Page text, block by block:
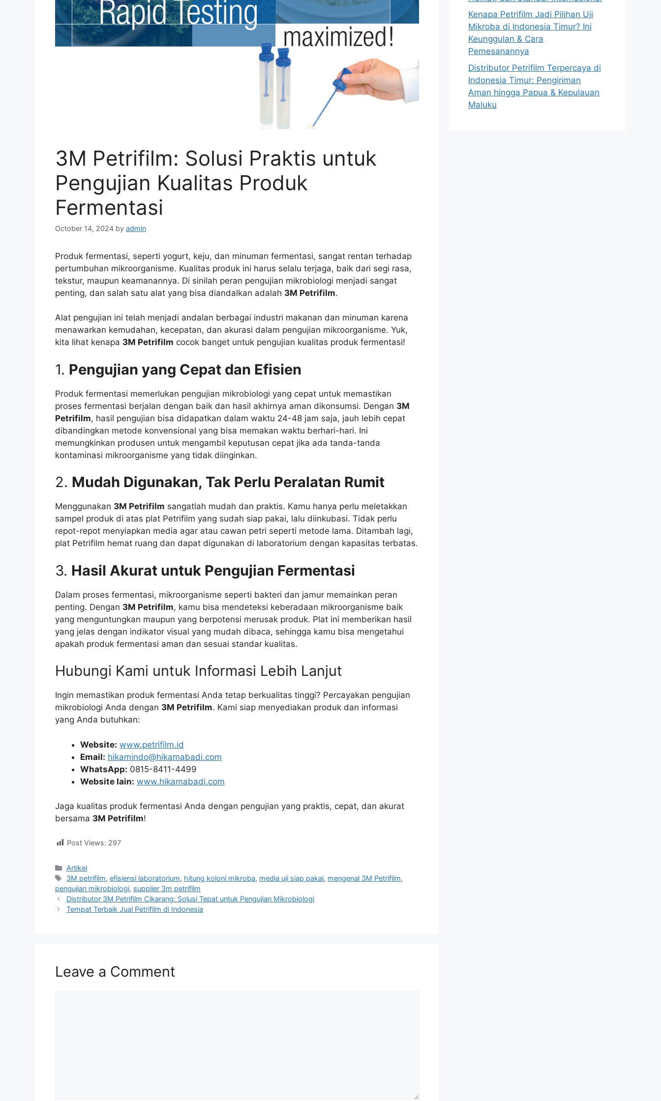
3M Petrifilm: Solusi Praktis untuk
Pengujian Kualitas Produk
Fermentasi
October 14, 2024 by admin
Produk fermentasi, seperti yogurt, keju, dan minuman fermentasi, sangat rentan terhadap
pertumbuhan mikroorganisme. Kualitas produk ini harus selalu terjaga, baik dari segi rasa,
tekstur, maupun keamanannya. Di sinilah peran pengujian mikrobiologi menjadi sangat
penting, dan salah satu alat yang bisa diandalkan adalah 3M Petrifilm.
Alat pengujian ini telah menjadi andalan berbagai industri makanan dan minuman karena
menawarkan kemudahan, kecepatan, dan akurasi dalam pengujian mikroorganisme. Yuk,
kita lihat kenapa 3M Petrifilm cocok banget untuk pengujian kualitas produk fermentasi!
1. Pengujian yang Cepat dan Efisien
Produk fermentasi memerlukan pengujian mikrobiologi yang cepat untuk memastikan
proses fermentasi berjalan dengan baik dan hasil akhirnya aman dikonsumsi. Dengan 3M
Petrifilm, hasil pengujian bisa didapatkan dalam waktu 24-48 jam saja, jauh lebih cepat
dibandingkan metode konvensional yang bisa memakan waktu berhari-hari. Ini
memungkinkan produsen untuk mengambil keputusan cepat jika ada tanda-tanda
kontaminasi mikroorganisme yang tidak diinginkan.
2. Mudah Digunakan, Tak Perlu Peralatan Rumit
Menggunakan 3M Petrifilm sangatlah mudah dan praktis. Kamu hanya perlu meletakkan
sampel produk di atas plat Petrifilm yang sudah siap pakai, lalu diinkubasi. Tidak perlu
repot-repot menyiapkan media agar atau cawan petri seperti metode lama. Ditambah lagi,
plat Petrifilm hemat ruang dan dapat digunakan di laboratorium dengan kapasitas terbatas.
3. Hasil Akurat untuk Pengujian Fermentasi
Dalam proses fermentasi, mikroorganisme seperti bakteri dan jamur memainkan peran
penting. Dengan 3M Petrifilm, kamu bisa mendeteksi keberadaan mikroorganisme baik
yang menguntungkan maupun yang berpotensi merusak produk. Plat ini memberikan hasil
yang jelas dengan indikator visual yang mudah dibaca, sehingga kamu bisa mengetahui
apakah produk fermentasi aman dan sesuai standar kualitas.
Hubungi Kami untuk Informasi Lebih Lanjut
Ingin memastikan produk fermentasi Anda tetap berkualitas tinggi? Percayakan pengujian
mikrobiologi Anda dengan 3M Petrifilm. Kami siap menyediakan produk dan informasi
yang Anda butuhkan:
Website: www.petrifilm.id
Email: hikamindo@hikamabadi.com
WhatsApp: 0815-8411-4499
Website lain: www.hikamabadi.com
Jaga kualitas produk fermentasi Anda dengan pengujian yang praktis, cepat, dan akurat
bersama 3M Petrifilm!
Post Views: 297
Categories
Artikel
Tags
3M petrifilm,efisiensi laboratorium, hitung koloni mikroba, media uji siap pakai, mengenal 3M Petrifilm,
pengujian mikrobiologi, supplier 3m petrifilm
Distributor 3M Petrifilm Cikarang: Solusi Tepat untuk Pengujian Mikrobiologi
Tempat Terbaik Jual Petrifilm di Indonesia
Leave a Comment
Kenapa Petrifilm Jadi Pilihan Uji
Mikroba di Indonesia Timur? Ini
Keunggulan & Cara
Pemesanannya
Distributor Petrifilm Terpercaya di
Indonesia Timur: Pengiriman
Aman hingga Papua & Kepulauan
Maluku